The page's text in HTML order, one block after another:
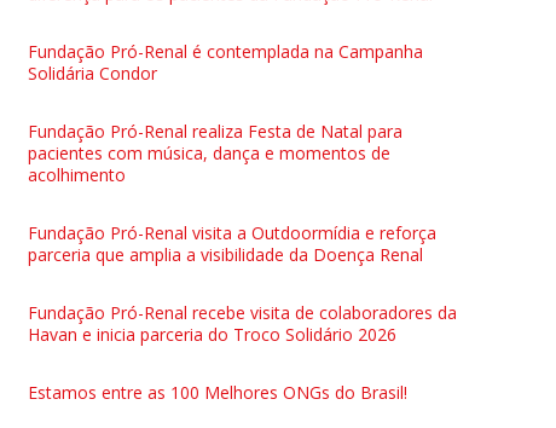
Fundação Pró-Renal é contemplada na Campanha
Solidária Condor
Fundação Pró-Renal realiza Festa de Natal para
pacientes com música, dança e momentos de
acolhimento
Fundação Pró-Renal visita a Outdoormídia e reforça
parceria que amplia a visibilidade da Doença Renal
Fundação Pró-Renal recebe visita de colaboradores da
Havan e inicia parceria do Troco Solidário 2026
Estamos entre as 100 Melhores ONGs do Brasil!